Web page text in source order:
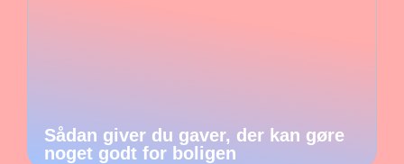
Sådan giver du gaver, der kan gøre
noget godt for boligen